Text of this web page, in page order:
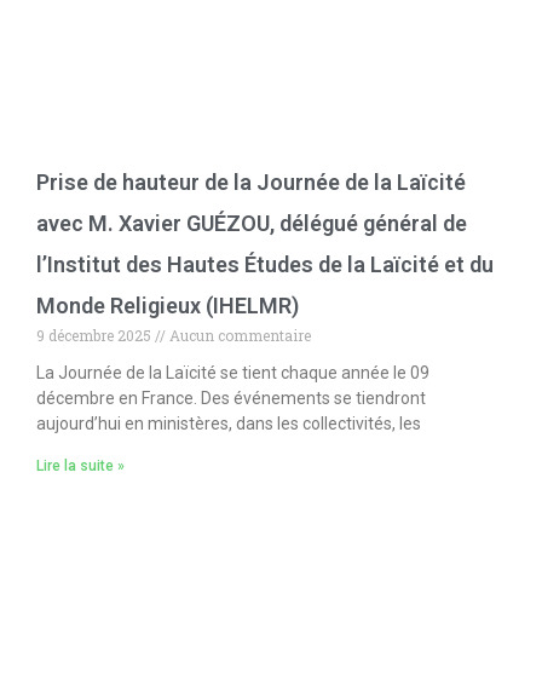
Prise de hauteur de la Journée de la Laïcité
avec M. Xavier GUÉZOU, délégué général de
l’Institut des Hautes Études de la Laïcité et du
Monde Religieux (IHELMR)
9 décembre 2025
Aucun commentaire
La Journée de la Laïcité se tient chaque année le 09
décembre en France. Des événements se tiendront
aujourd’hui en ministères, dans les collectivités, les
Lire la suite »